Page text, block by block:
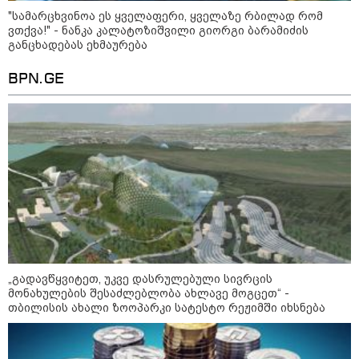
"სანაპირო რაიონებში
მოსალოდნელია წვიმა" -
გაძლიერებას?
კატეგორიის ყველა სიახლე
მკითხველის რჩევით
"სა­მარ­ცხვი­ნოა ეს ყვე­ლა­ფე­რი, ყვე­ლა­ზე რბი­ლად რომ
ვთქვა!" - ნანკა კალატოზიშვილი გიორგი ბარამიძის
განცხადებას ეხმაურება
BPN.GE
„გადავწყვიტეთ, უკვე დასრულებული სივრცის
მონახულების შესაძლებლობა ახლავე მოგცეთ“ -
თბილისის ახალი ზოოპარკი სატესტო რეჟიმში იხსნება